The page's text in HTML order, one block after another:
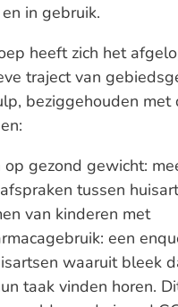
in gebruik.
heeft zich het
traject van
beziggehouden met
op gezond gewicht:
tussen
van kinderen met
een
waaruit bleek
taak vinden horen.